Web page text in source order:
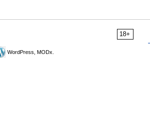
18+
WordPress, MODx.